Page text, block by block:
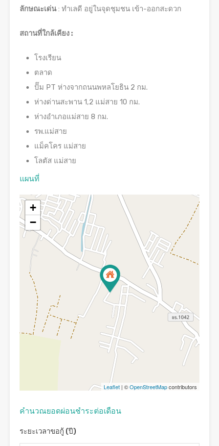
ลักษณะเด่น: ทำเลดี อยู่ในจุดชุมชน เข้า-ออกสะดวก
สถานที่ใกล้เคียง :
โรงเรียน
ตลาด
ปั๊ม PT ห่างจากถนนพหลโยธิน 2 กม.
ห่างด่านสะพาน 1,2 แม่สาย 10 กม.
ห่างอำเภอแม่สาย 8 กม.
รพ.แม่สาย
แม็คโคร แม่สาย
โลตัส แม่สาย
แผนที่
+
−
Leaflet | ©OpenStreetMapcontributors
คํานวณยอดผ่อนชําระต่อเดือน
ระยะเวลาขอกู้ (ปี)